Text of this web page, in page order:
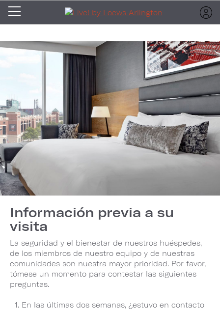
Información previa a su
visita
La seguridad y el bienestar de nuestros huéspedes,
de los miembros de nuestro equipo y de nuestras
comunidades son nuestra mayor prioridad. Por favor,
tómese un momento para contestar las siguientes
preguntas.
En las últimas dos semanas, ¿estuvo en contacto